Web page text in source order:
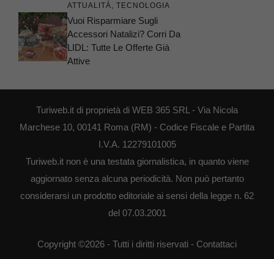
ATTUALITÀ, TECNOLOGIA
Vuoi Risparmiare Sugli
Accessori Natalizi? Corri Da
LIDL: Tutte Le Offerte Già
Attive
Turiweb.it di proprietà di WEB 365 SRL - Via Nicola
Marchese 10, 00141 Roma (RM) - Codice Fiscale e Partita
I.V.A. 12279101005
Turiweb.it non è una testata giornalistica, in quanto viene
aggiornato senza alcuna periodicità. Non può pertanto
considerarsi un prodotto editoriale ai sensi della legge n. 62
del 07.03.2001
Copyright ©2026 - Tutti i diritti riservati - Contattaci